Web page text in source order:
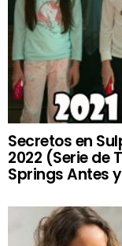
Secretos en
2022 (Serie de
Springs Antes